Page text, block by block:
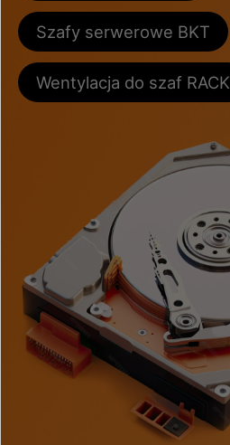
Szafy serwerowe BKT
Wentylacja do szaf RACK